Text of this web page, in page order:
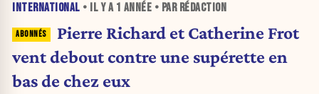
INTERNATIONAL • IL Y A 1 ANNÉE • PAR RÉDACTION
Pierre Richard et Catherine Frot
vent debout contre une supérette en
bas de chez eux